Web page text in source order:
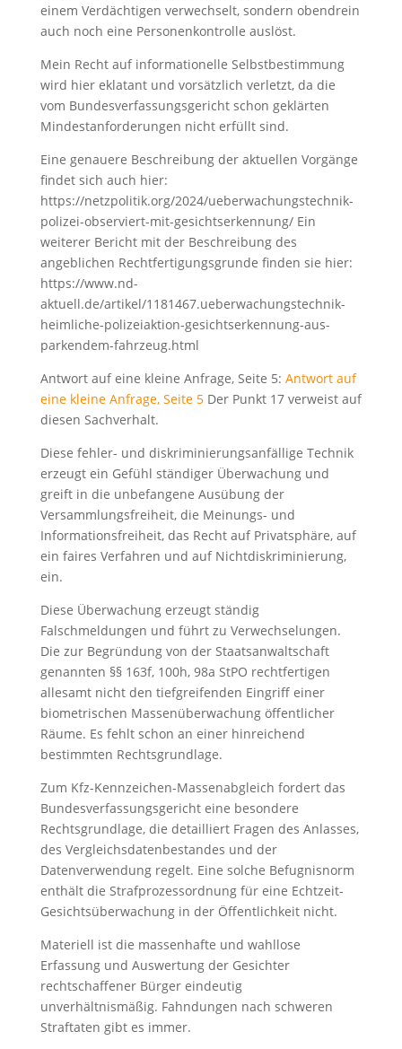
einem Verdächtigen verwechselt, sondern obendrein
auch noch eine Personenkontrolle auslöst.
Mein Recht auf informationelle Selbstbestimmung
wird hier eklatant und vorsätzlich verletzt, da die
vom Bundesverfassungsgericht schon geklärten
Mindestanforderungen nicht erfüllt sind.
Eine genauere Beschreibung der aktuellen Vorgänge
findet sich auch hier:
https://netzpolitik.org/2024/ueberwachungstechnik-
polizei-observiert-mit-gesichtserkennung/ Ein
weiterer Bericht mit der Beschreibung des
angeblichen Rechtfertigungsgrunde finden sie hier:
https://www.nd-
aktuell.de/artikel/1181467.ueberwachungstechnik-
heimliche-polizeiaktion-gesichtserkennung-aus-
parkendem-fahrzeug.html
Antwort auf eine kleine Anfrage, Seite 5: Antwort auf
eine kleine Anfrage, Seite 5Der Punkt 17 verweist auf
diesen Sachverhalt.
Diese fehler- und diskriminierungsanfällige Technik
erzeugt ein Gefühl ständiger Überwachung und
greift in die unbefangene Ausübung der
Versammlungsfreiheit, die Meinungs- und
Informationsfreiheit, das Recht auf Privatsphäre, auf
ein faires Verfahren und auf Nichtdiskriminierung,
ein.
Diese Überwachung erzeugt ständig
Falschmeldungen und führt zu Verwechselungen.
Die zur Begründung von der Staatsanwaltschaft
genannten §§ 163f, 100h, 98a StPO rechtfertigen
allesamt nicht den tiefgreifenden Eingriff einer
biometrischen Massenüberwachung öffentlicher
Räume. Es fehlt schon an einer hinreichend
bestimmten Rechtsgrundlage.
Zum Kfz-Kennzeichen-Massenabgleich fordert das
Bundesverfassungsgericht eine besondere
Rechtsgrundlage, die detailliert Fragen des Anlasses,
des Vergleichsdatenbestandes und der
Datenverwendung regelt. Eine solche Befugnisnorm
enthält die Strafprozessordnung für eine Echtzeit-
Gesichtsüberwachung in der Öffentlichkeit nicht.
Materiell ist die massenhafte und wahllose
Erfassung und Auswertung der Gesichter
rechtschaffener Bürger eindeutig
unverhältnismäßig. Fahndungen nach schweren
Straftaten gibt es immer.